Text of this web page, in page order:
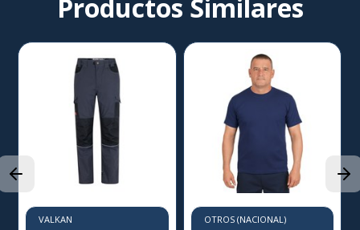
Productos Similares
VALKAN OTROS (NACIONAL)